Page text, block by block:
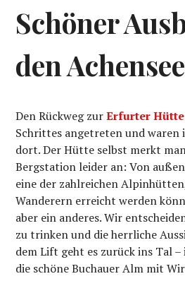
Schöner
den Achensee
Den Rückweg zurErfurter Hütte
Schrittes angetreten und waren
dort. Der Hütte selbst merkt
Bergstation leider an: Von
eine der zahlreichen
Wanderern erreicht werden
aber ein anderes. Wir
zu trinken und die herrliche
dem Lift geht es zurück ins Tal –
die schöne Buchauer Alm mit